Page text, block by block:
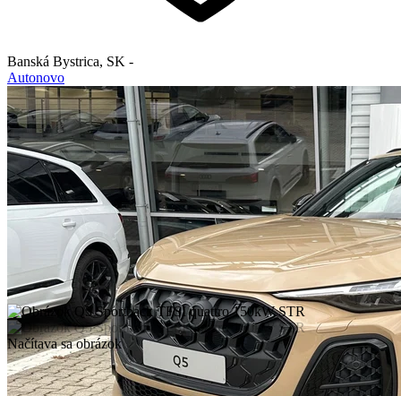
Banská Bystrica, SK -
Autonovo
Načítava sa obrázok